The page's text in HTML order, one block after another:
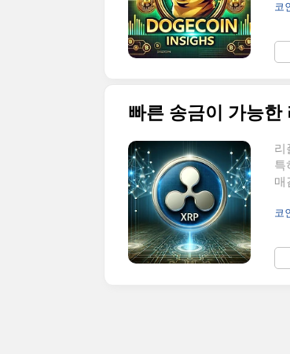
에
스
밈
코
빠른 송금이 가능
리
특
매
리
식
릅
코